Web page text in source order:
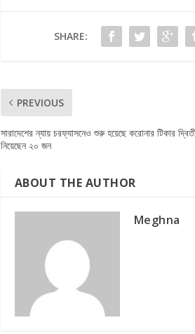
SHARE:
PREVIOUS
সারাদেশের ন্যায় চরফ্যাসনেও শুরু হয়েছে করোনার টিকার
নিয়েছেন ২০ জন
ABOUT THE AUTHOR
Meghna